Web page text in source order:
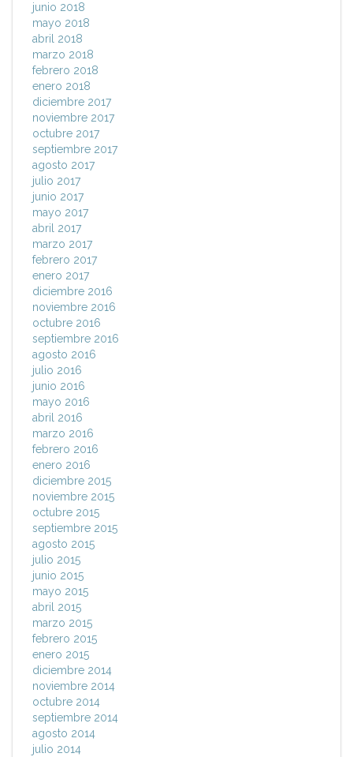
junio 2018
mayo 2018
abril 2018
marzo 2018
febrero 2018
enero 2018
diciembre 2017
noviembre 2017
octubre 2017
septiembre 2017
agosto 2017
julio 2017
junio 2017
mayo 2017
abril 2017
marzo 2017
febrero 2017
enero 2017
diciembre 2016
noviembre 2016
octubre 2016
septiembre 2016
agosto 2016
julio 2016
junio 2016
mayo 2016
abril 2016
marzo 2016
febrero 2016
enero 2016
diciembre 2015
noviembre 2015
octubre 2015
septiembre 2015
agosto 2015
julio 2015
junio 2015
mayo 2015
abril 2015
marzo 2015
febrero 2015
enero 2015
diciembre 2014
noviembre 2014
octubre 2014
septiembre 2014
agosto 2014
julio 2014